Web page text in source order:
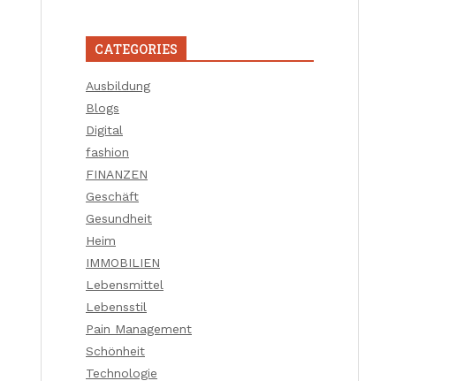
CATEGORIES
Ausbildung
Blogs
Digital
fashion
FINANZEN
Geschäft
Gesundheit
Heim
IMMOBILIEN
Lebensmittel
Lebensstil
Pain Management
Schönheit
Technologie